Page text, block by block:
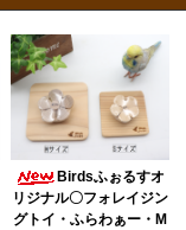
Birdsふぉるすオ
リジナル〇フォレイジン
グトイ・ふらわぁー・M